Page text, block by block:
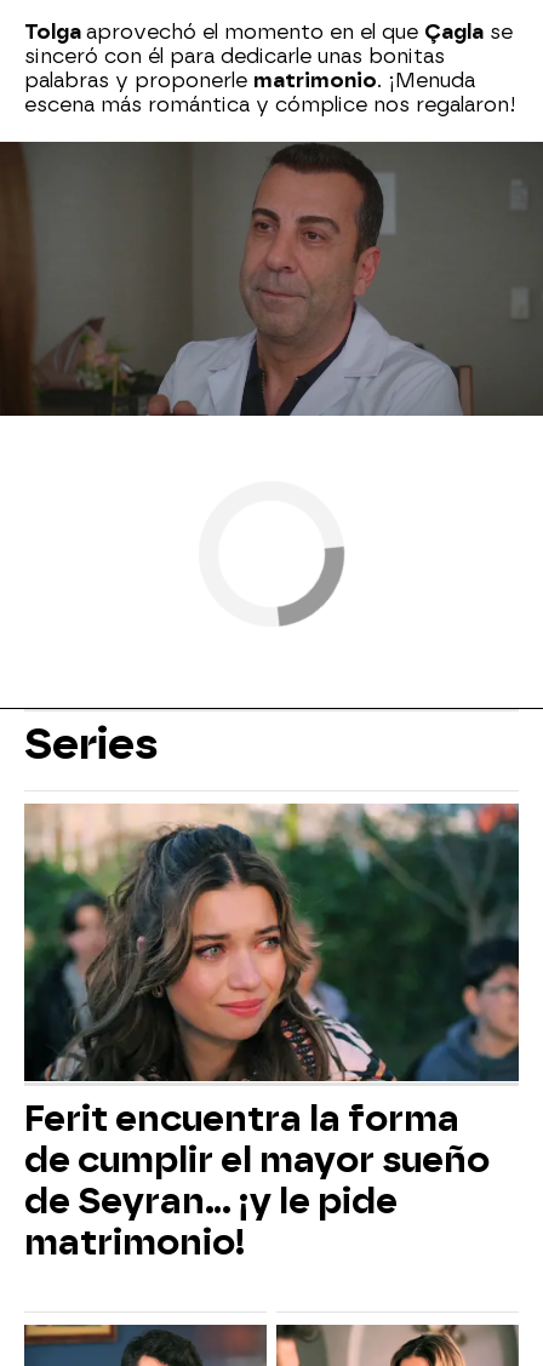
Tolga aprovechó el momento en el que Çagla se
sinceró con él para dedicarle unas bonitas
palabras y proponerle matrimonio. ¡Menuda
escena más romántica y cómplice nos regalaron!
Sin embargo, la alegría duró poco, ya que
durante la boda de Gülçiçek
. ¿Cómo afrontará Çagla este
duro golpe? ¿Cómo reaccionará su entorno?
Antena 3 » Renacer
Series
Ferit encuentra la forma
de cumplir el mayor sueño
de Seyran... ¡y le pide
matrimonio!